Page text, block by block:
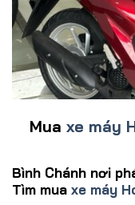
Mua xe máy
Bình Chánh nơi
Tìm mua xe máy